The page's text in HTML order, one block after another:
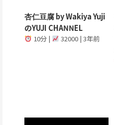
杏仁豆腐 by Wakiya Yuji
のYUJI CHANNEL
10分 | 32000 | 3年前